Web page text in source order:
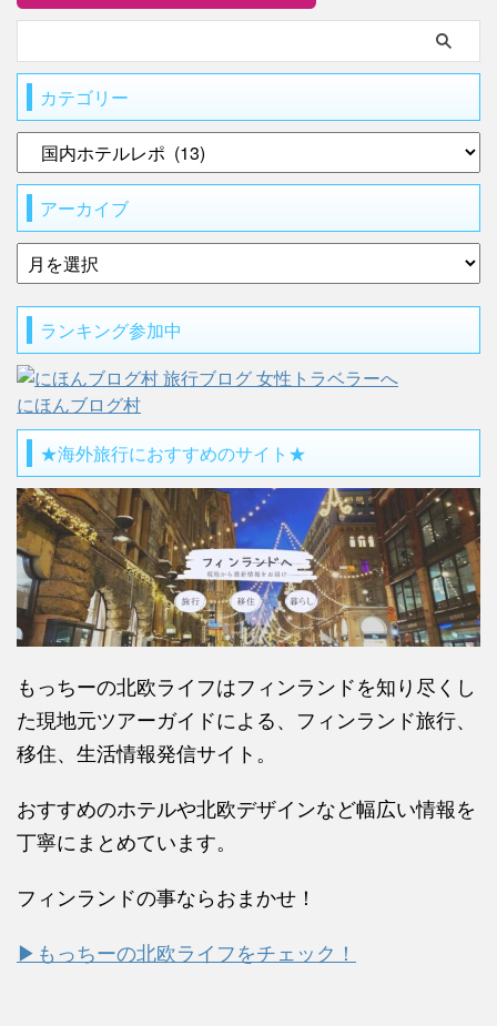
カテゴリー
アーカイブ
ランキング参加中
にほんブログ村
★海外旅行におすすめのサイト★
もっちーの北欧ライフはフィンランドを知り尽くし
た現地元ツアーガイドによる、フィンランド旅行、
移住、生活情報発信サイト。
おすすめのホテルや北欧デザインなど幅広い情報を
丁寧にまとめています。
フィンランドの事ならおまかせ！
▶もっちーの北欧ライフをチェック！